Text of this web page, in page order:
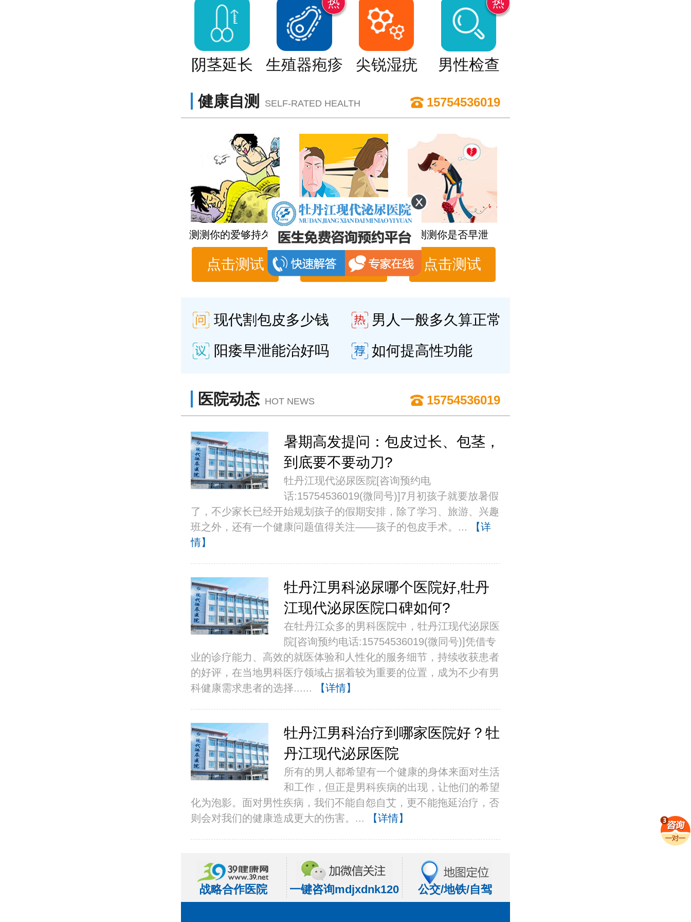
阴茎延长 生殖器疱疹 尖锐湿疣 男性检查
健康自测 SELF-RATED HEALTH 15754536019
测测你的爱够持久吗
点击测试
男性性功能障碍自测
点击测试
测测你是否早泄
点击测试
现代割包皮多少钱
男人一般多久算正常
阳痿早泄能治好吗
如何提高性功能
医院动态 HOT NEWS 15754536019
暑期高发提问：包皮过长、包茎，
到底要不要动刀?
牡丹江现代泌尿医院[咨询预约电
话:15754536019(微同号)]7月初孩子就要放暑假
了，不少家长已经开始规划孩子的假期安排，除了学习、旅游、兴趣
班之外，还有一个健康问题值得关注——孩子的包皮手术。...
【详
情】
牡丹江男科泌尿哪个医院好,牡丹
江现代泌尿医院口碑如何?
在牡丹江众多的男科医院中，牡丹江现代泌尿医
院[咨询预约电话:15754536019(微同号)]凭借专
业的诊疗能力、高效的就医体验和人性化的服务细节，持续收获患者
的好评，在当地男科医疗领域占据着较为重要的位置，成为不少有男
科健康需求患者的选择......
【详情】
牡丹江男科治疗到哪家医院好？牡
丹江现代泌尿医院
所有的男人都希望有一个健康的身体来面对生活
和工作，但正是男科疾病的出现，让他们的希望
化为泡影。面对男性疾病，我们不能自怨自艾，更不能拖延治疗，否
则会对我们的健康造成更大的伤害。...
【详情】
战略合作医院 一键咨询mdjxdnk120 公交/地铁/自驾